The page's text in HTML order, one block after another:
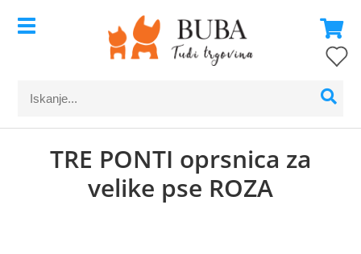
TRE PONTI oprsnica za
velike pse ROZA